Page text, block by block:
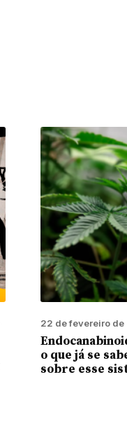
22 de fevereiro
o que já se
sobre esse